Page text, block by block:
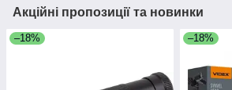
Акційні пропозиції та новинки
–18% –18%